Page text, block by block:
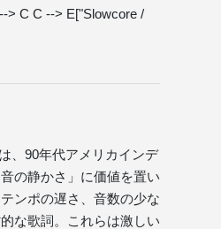
> C C --> E["Slowcore /
、90年代アメリカインデ
の静かさ」に価値を置い
ンポの遅さ、音数の少な
な歌詞。これらは激しい